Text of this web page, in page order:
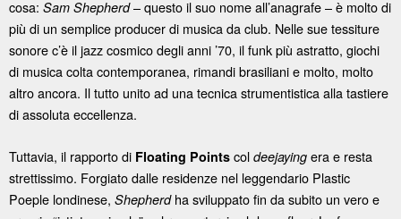
cosa: Sam Shepherd– questo il suo nome all’anagrafe – è molto di
più di un semplice producer di musica da club. Nelle sue tessiture
sonore c’è il jazz cosmico degli anni ’70, il funk più astratto, giochi
di musica colta contemporanea, rimandi brasiliani e molto, molto
altro ancora. Il tutto unito ad una tecnica strumentistica alla tastiere
di assoluta eccellenza.
Tuttavia, il rapporto di Floating Points col deejaying era e resta
strettissimo. Forgiato dalle residenze nel leggendario Plastic
Poeple londinese, Shepherdha sviluppato fin da subito un vero e